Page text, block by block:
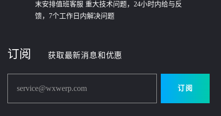
末安排值班客服 重大技术问题，24小时内给与反
馈，7个工作日内解决问题
订阅 获取最新消息和优惠
service@wxwerp.com 订阅